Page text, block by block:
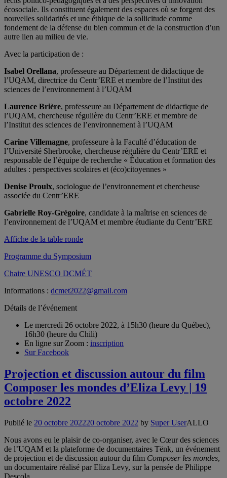
écosociale. Ils constituent également des espaces où se forgent des
nouvelles solidarités et une éthique de la sollicitude comme
fondement de la défense du bien commun et de la construction d’un
autre lien au milieu de vie.
Avec la participation de :
Isabel Orellana, professeure au Département de didactique de
l’UQAM, directrice du Centr’ERE et membre de l’Institut des
sciences de l’environnement à l’UQAM
Laurence Brière, professeure au Département de didactique de
l’UQAM, chercheuse régulière du Centr’ERE et membre de
l’Institut des sciences de l’environnement à l’UQAM
Carine Villemagne, professeure à la Faculté d’éducation de
l’Université Sherbrooke, chercheuse régulière du Centr’ERE et
responsable de l’équipe de recherche « Éducation et formation des
adultes : perspectives scolaires et (éco)citoyennes »
Denise Proulx, sociologue de l’environnement et chercheuse
associée du Centr’ERE
Gabrielle Roy-Grégoire, candidate à la maîtrise en sciences de
l’environnement de l’UQAM et membre étudiante du Centr’ERE
Affiche de la table ronde
Programme du Symposium
Chaire UNESCO DCMÉT
Informations : dcmet2022@gmail.com
Détails de l’événement
Le mercredi 26 octobre 2022, à 15h30 (heure du Québec),
16h30 (heure du Chili)
En ligne sur Zoom : inscription
Sur Facebook
Projection et discussion autour du film
Composer les mondes d’Eliza Levy | 19
octobre 2022
Publié le 20 octobre 202220 octobre 2022 by Super UserALLO
Nous avons eu le plaisir de co-organiser, avec le Cœur des sciences
de l’UQAM et la plateforme de documentaires Tënk, un événement
de projection et de discussion autour du film Composer les mondes,
un documentaire réalisé par Eliza Levy, sur la pensée de Philippe
Descola.